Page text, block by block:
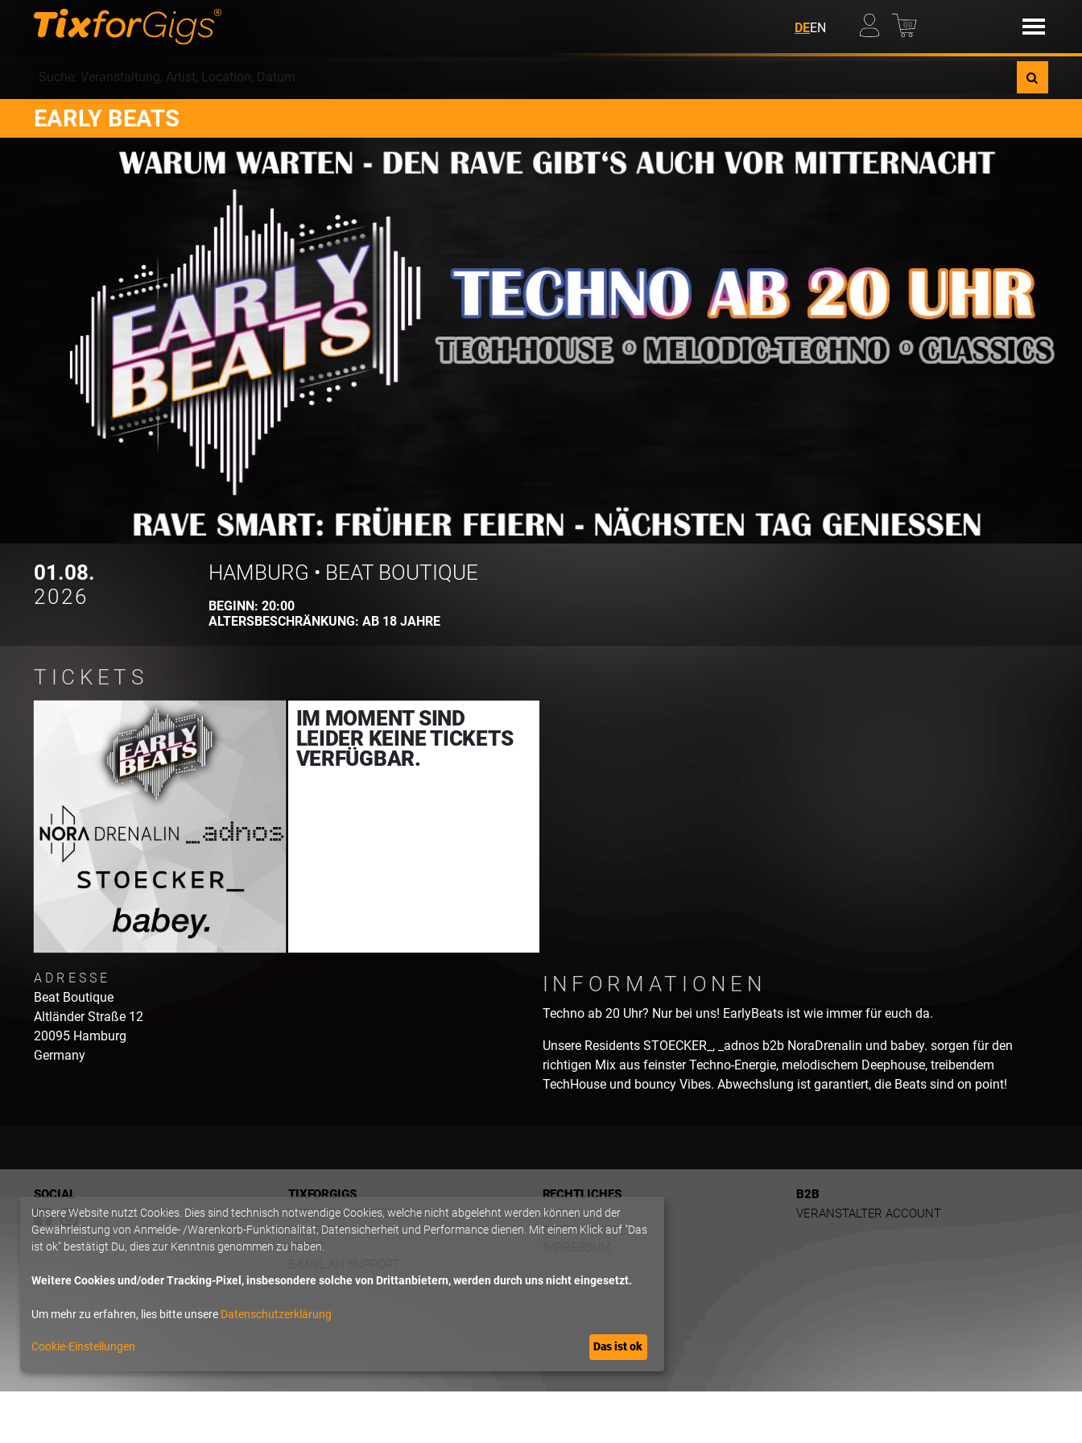
DEEN 00
EARLY BEATS
01.08.
2026
HAMBURG • BEAT BOUTIQUE
BEGINN: 20:00
ALTERSBESCHRÄNKUNG: AB 18 JAHRE
TICKETS
IM MOMENT SIND
LEIDER KEINE TICKETS
VERFÜGBAR.
ADRESSE
Beat Boutique
Altländer Straße 12
20095 Hamburg
Germany
INFORMATIONEN
Techno ab 20 Uhr? Nur bei uns! EarlyBeats ist wie immer für euch da.
Unsere Residents STOECKER_, _adnos b2b NoraDrenalin und babey. sorgen für den
richtigen Mix aus feinster Techno-Energie, melodischem Deephouse, treibendem
TechHouse und bouncy Vibes. Abwechslung ist garantiert, die Beats sind on point!
SOCIAL
TIXFORGIGS
VORVERKAUFSSTELLEN
HILFE/FAQ
ABOUT
RECHTLICHES
AGB
DATENSCHUTZ
B2B
VERANSTALTER ACCOUNT
Unsere Website nutzt Cookies. Dies sind technisch notwendige Cookies, welche nicht abgelehnt werden können und der
Gewährleistung von Anmelde- /Warenkorb-Funktionalität, Datensicherheit und Performance dienen. Mit einem Klick auf "Das
ist ok" bestätigt Du, dies zur Kenntnis genommen zu haben.
Weitere Cookies und/oder Tracking-Pixel, insbesondere solche von Drittanbietern, werden durch uns nicht eingesetzt.
Um mehr zu erfahren, lies bitte unsere Datenschutzerklärung
Cookie-Einstellungen Das ist ok